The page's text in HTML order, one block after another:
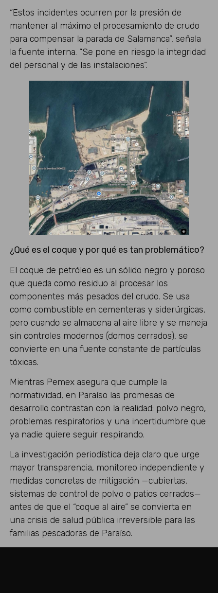
“Estos incidentes ocurren por la presión de
mantener al máximo el procesamiento de crudo
para compensar la parada de Salamanca”, señala
la fuente interna. “Se pone en riesgo la integridad
del personal y de las instalaciones”.
¿Qué es el coque y por qué es tan problemático?
El coque de petróleo es un sólido negro y poroso
que queda como residuo al procesar los
componentes más pesados del crudo. Se usa
como combustible en cementeras y siderúrgicas,
pero cuando se almacena al aire libre y se maneja
sin controles modernos (domos cerrados), se
convierte en una fuente constante de partículas
tóxicas.
Mientras Pemex asegura que cumple la
normatividad, en Paraíso las promesas de
desarrollo contrastan con la realidad: polvo negro,
problemas respiratorios y una incertidumbre que
ya nadie quiere seguir respirando.
La investigación periodística deja claro que urge
mayor transparencia, monitoreo independiente y
medidas concretas de mitigación —cubiertas,
sistemas de control de polvo o patios cerrados—
antes de que el “coque al aire” se convierta en
una crisis de salud pública irreversible para las
familias pescadoras de Paraíso.